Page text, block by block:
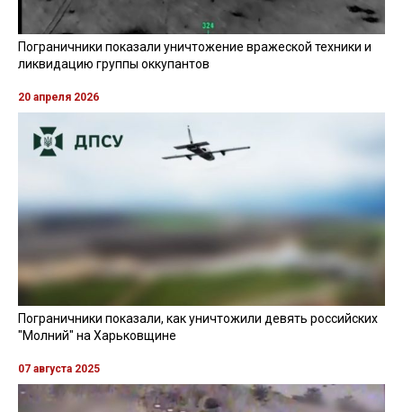
Пограничники показали уничтожение вражеской техники и
ликвидацию группы оккупантов
20 апреля 2026
Пограничники показали, как уничтожили девять российских
"Молний" на Харьковщине
07 августа 2025